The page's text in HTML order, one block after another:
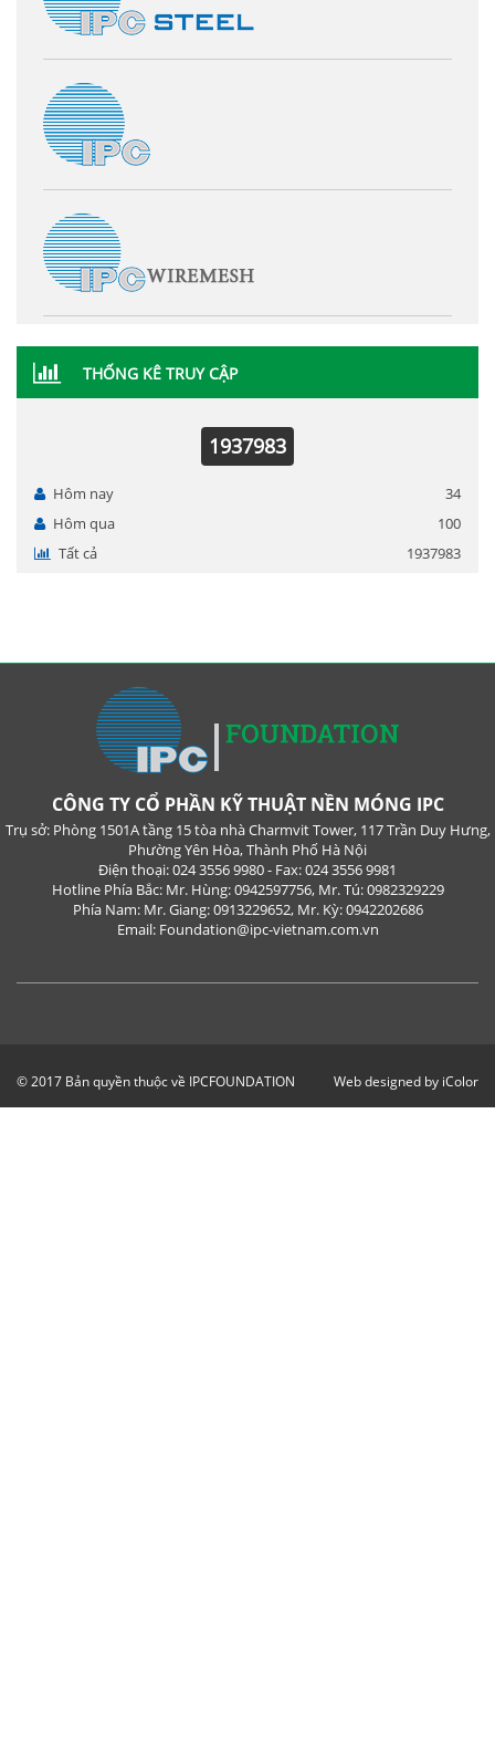
THỐNG KÊ TRUY CẬP
1937983
Hôm nay
34
Hôm qua
100
Tất cả
1937983
CÔNG TY CỔ PHẦN KỸ THUẬT NỀN MÓNG IPC
Trụ sở: Phòng 1501A tầng 15 tòa nhà Charmvit Tower, 117 Trần Duy Hưng,
Phường Yên Hòa, Thành Phố Hà Nội
Điện thoại: 024 3556 9980 - Fax: 024 3556 9981
Hotline Phía Bắc: Mr. Hùng: 0942597756, Mr. Tú: 0982329229
Phía Nam: Mr. Giang: 0913229652, Mr. Kỳ: 0942202686
Email: Foundation@ipc-vietnam.com.vn
© 2017 Bản quyền thuộc về IPCFOUNDATION Web designed by iColor